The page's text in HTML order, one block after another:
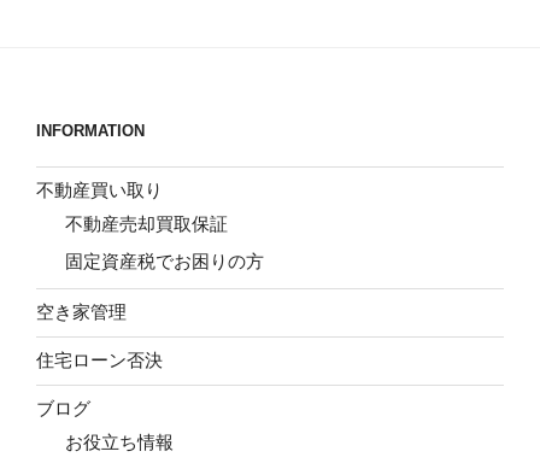
INFORMATION
不動産買い取り
不動産売却買取保証
固定資産税でお困りの方
空き家管理
住宅ローン否決
ブログ
お役立ち情報